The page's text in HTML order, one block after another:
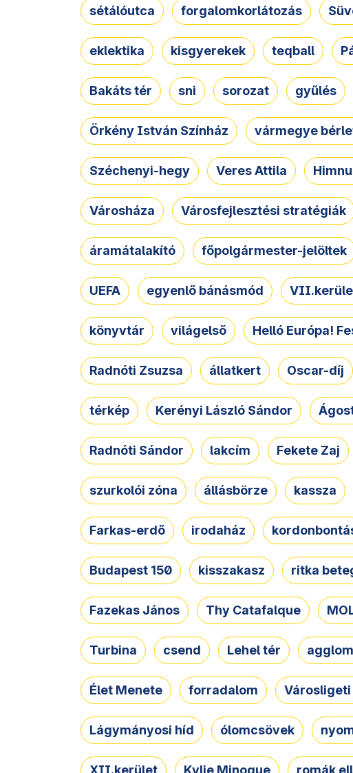
sétálóutca forgalomkorlátozás
eklektika kisgyerekek teqball
Bakáts tér sni sorozat gyűlés
Örkény István Színház vármegye
Széchenyi-hegy Veres Attila
Városháza Városfejlesztési stratégiák
áramátalakító főpolgármester-jelöltek
UEFA egyenlő bánásmód
könyvtár világelső Helló Európa!
Radnóti Zsuzsa állatkert Oscar-díj
térkép Kerényi László Sándor
Radnóti Sándor lakcím Fekete Zaj
szurkolói zóna állásbörze kassza
Farkas-erdő irodaház
Budapest 150 kisszakasz ritka
Fazekas János Thy Catafalque
Turbina csend Lehel tér
Élet Menete forradalom Városligeti
Lágymányosi híd ólomcsövek
XII.kerület Kylie Minogue romák